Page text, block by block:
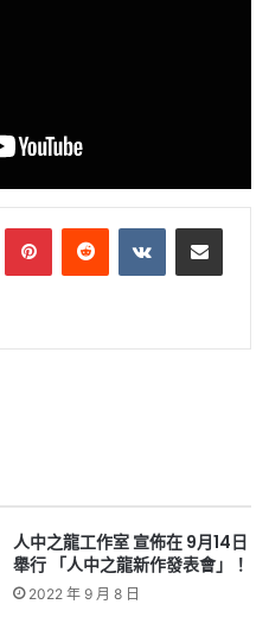
PinterestReddit VKontakteShare via Email
人中之龍工作室 宣佈在 9月14日
舉行 「人中之龍新作發表會」！
2022 年 9 月 8 日